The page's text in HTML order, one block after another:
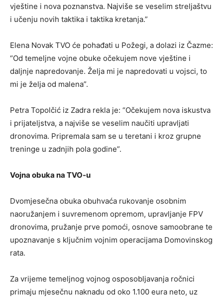
vještine i nova poznanstva. Najviše se veselim streljaštvu
i učenju novih taktika i taktika kretanja.”
Elena Novak TVO će pohađati u Požegi, a dolazi iz Čazme:
“Od temeljne vojne obuke očekujem nove vještine i
daljnje napredovanje. Želja mi je napredovati u vojsci, to
mi je želja od malena”.
Petra Topolčić iz Zadra rekla je: “Očekujem nova iskustva
i prijateljstva, a najviše se veselim naučiti upravljati
dronovima. Pripremala sam se u teretani i kroz grupne
treninge u zadnjih pola godine”.
Vojna obuka na TVO-u
Dvomjesečna obuka obuhvaća rukovanje osobnim
naoružanjem i suvremenom opremom, upravljanje FPV
dronovima, pružanje prve pomoći, osnove samoobrane te
upoznavanje s ključnim vojnim operacijama Domovinskog
rata.
Za vrijeme temeljnog vojnog osposobljavanja ročnici
primaju mjesečnu naknadu od oko 1.100 eura neto, uz